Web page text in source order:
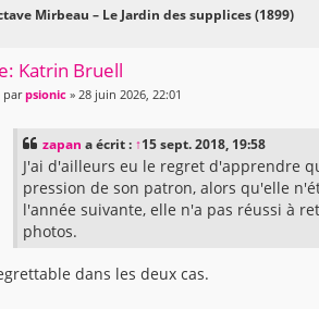
Mirbeau – Le Jardin des supplices (1899)
Katrin Bruell
M
e
parpsionic» 28 juin 2026, 22:01
zapan a écrit : ↑15 sept. 2018, 19:58
J'ai d'ailleurs eu le regret d'apprendre
pression de son patron, alors qu'elle
l'année suivante, elle n'a pas réussi à
photos.
dans les deux cas.